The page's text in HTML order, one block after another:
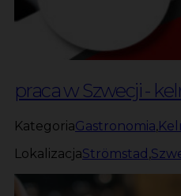
praca w Szwecji -
KategoriaGastronomia,
LokalizacjaStrömstad ,